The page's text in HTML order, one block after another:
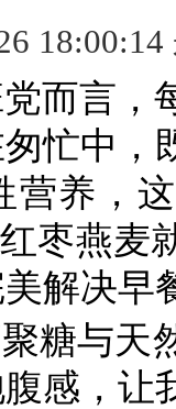
而言，
忙中，
营养，
枣燕麦
解决早
糖与天
感，让